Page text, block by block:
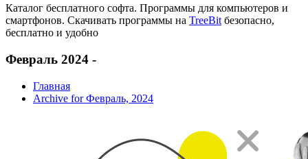
Каталог бесплатного софта. Программы для компьютеров и
смартфонов. Скачивать программы на TreeBitбезопасно,
бесплатно и удобно
Февраль 2024 -
Главная
Archive for Февраль, 2024